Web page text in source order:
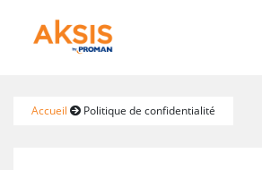
Accueil Politique de confidentialité